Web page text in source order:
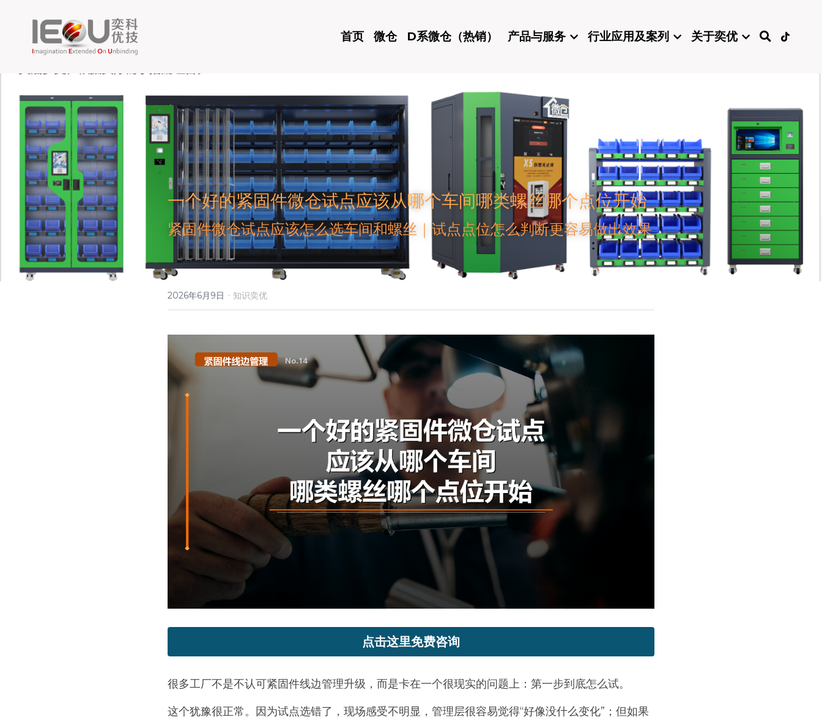
首页 微仓 D系微仓（热销） 产品与服务 行业应用及案列 关于奕优
一个好的紧固件微仓试点应该从哪个车间哪类螺丝哪个点位开始
紧固件微仓试点应该怎么选车间和螺丝｜试点点位怎么判断更容易做出效果
2026年6月9日 · 知识奕优
点击这里免费咨询
很多工厂不是不认可紧固件线边管理升级，而是卡在一个很现实的问题上：第一步到底怎么试。
这个犹豫很正常。因为试点选错了，现场感受不明显，管理层很容易觉得“好像没什么变化”；但如果